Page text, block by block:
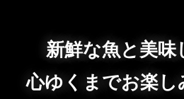
新鮮な魚と美味
心ゆくまでお楽し